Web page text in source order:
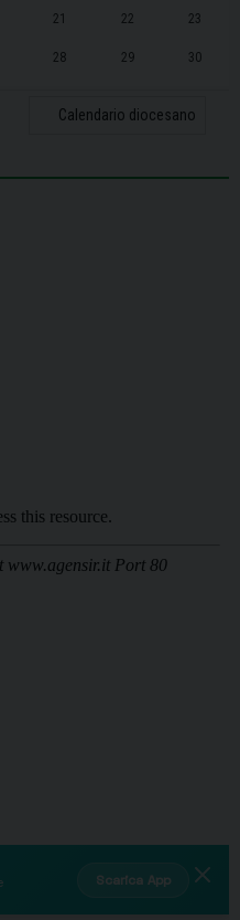
21 22 23
28 29 30
Calendario diocesano